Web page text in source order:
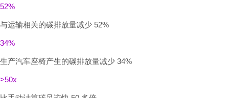
52%
与运输相关的碳排放量减少 52%
34%
生产汽车座椅产生的碳排放量减少 34%
>50x